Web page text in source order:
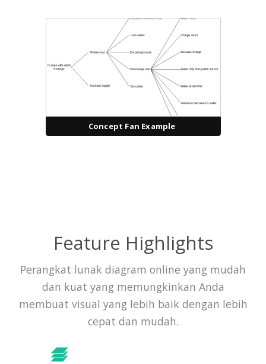
Concept Fan Example
Feature Highlights
Perangkat lunak diagram online yang mudah
dan kuat yang memungkinkan Anda
membuat visual yang lebih baik dengan lebih
cepat dan mudah.